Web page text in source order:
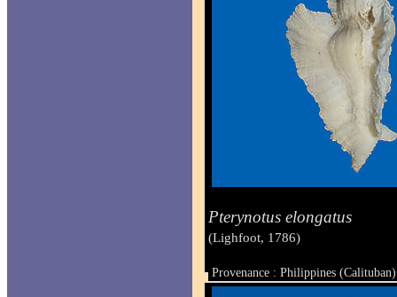
Pterynotus elongatus
(Lighfoot, 1786)
Provenance : Philippines (Calituban)
Taille : 89.9 mm